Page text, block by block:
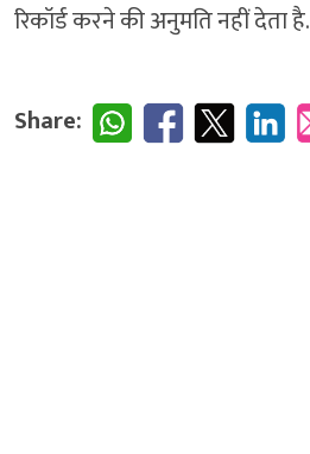
रिकॉर्ड करने की अनुमति नहीं देता है.
Share: